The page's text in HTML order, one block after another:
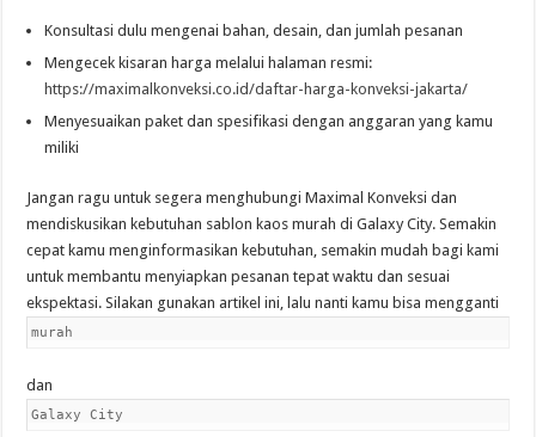
Konsultasi dulu mengenai bahan, desain, dan jumlah pesanan
Mengecek kisaran harga melalui halaman resmi:
https://maximalkonveksi.co.id/daftar-harga-konveksi-jakarta/
Menyesuaikan paket dan spesifikasi dengan anggaran yang kamu
miliki
Jangan ragu untuk segera menghubungi Maximal Konveksi dan
mendiskusikan kebutuhan sablon kaos murah di Galaxy City. Semakin
cepat kamu menginformasikan kebutuhan, semakin mudah bagi kami
untuk membantu menyiapkan pesanan tepat waktu dan sesuai
ekspektasi. Silakan gunakan artikel ini, lalu nanti kamu bisa mengganti
murah
dan
Galaxy City